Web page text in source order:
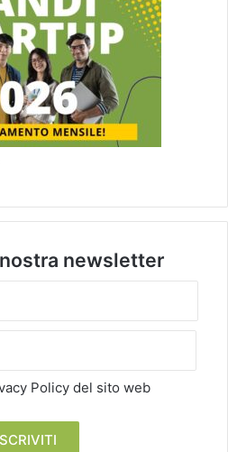
newsletter
Policy del sito web